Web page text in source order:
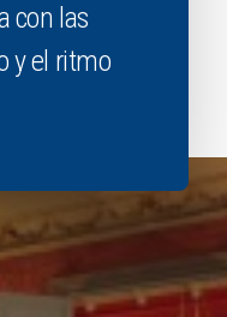
con las
y el ritmo